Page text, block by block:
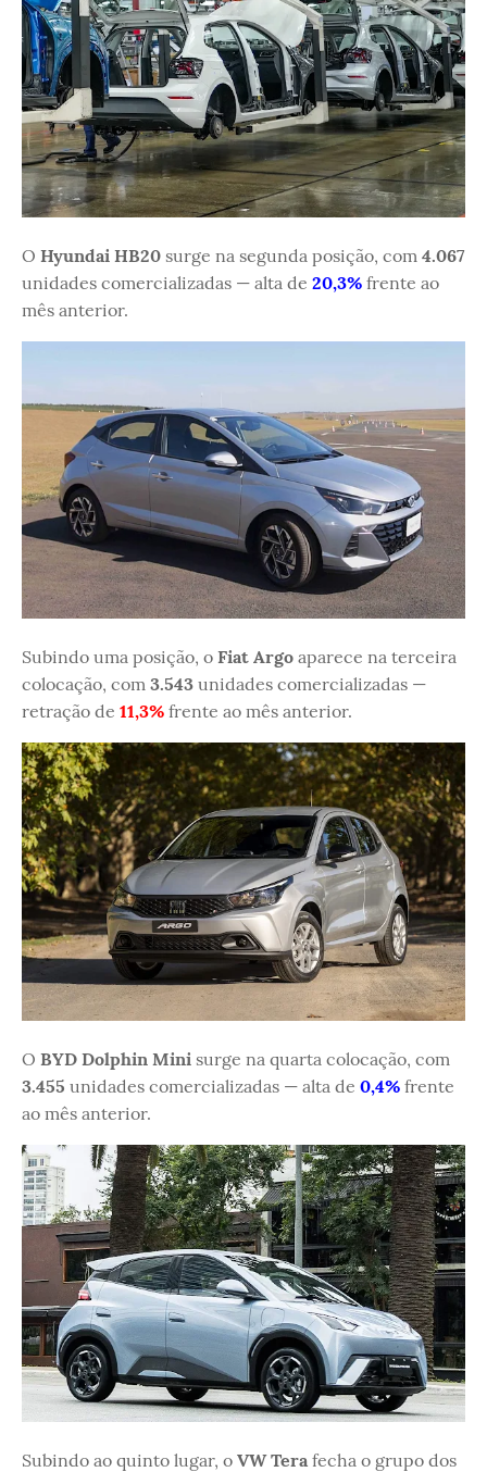
O Hyundai HB20 surge na segunda posição, com 4.067
unidades comercializadas — alta de 20,3% frente ao
mês anterior.
Subindo uma posição, o Fiat Argo aparece na terceira
colocação, com 3.543 unidades comercializadas —
retração de 11,3% frente ao mês anterior.
O BYD Dolphin Mini surge na quarta colocação, com
3.455 unidades comercializadas — alta de 0,4% frente
ao mês anterior.
Subindo ao quinto lugar, o VW Tera fecha o grupo dos